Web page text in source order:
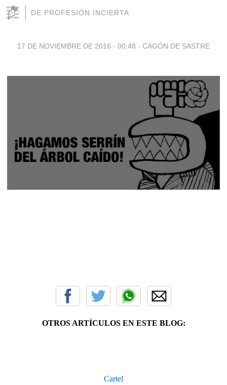
DE PROFESIÓN INCIERTA
17 DE NOVIEMBRE DE 2016 - 00:48 - CAGÓN DE SASTRE
OTROS ARTÍCULOS EN ESTE BLOG:
Cartel